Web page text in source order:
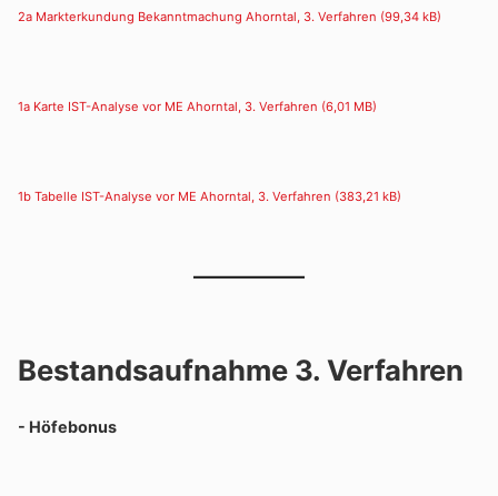
2a Markt­er­kun­dung Bekannt­ma­chung Ahorntal, 3. Verfahren
1a Karte IST-Analyse vor ME Ahorntal, 3. Verfahren
1b Tabelle IST-Analyse vor ME Ahorntal, 3. Verfahren
Bestandsaufnahme 3. Verfahren
- Höfe­bonus